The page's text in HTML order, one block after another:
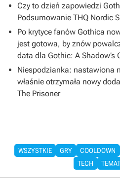
Czy to dzień zapowiedzi
Podsumowanie THQ Nordic
Po krytyce fanów Gothica
jest gotowa, by znów
data dla Gothic: A Shadow’s
Niespodzianka: nastawiona
właśnie otrzymała nowy
The Prisoner
WSZYSTKIE GRY COOLDOWN
TECH